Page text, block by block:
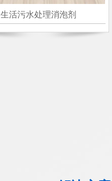
生活污水处理消泡剂